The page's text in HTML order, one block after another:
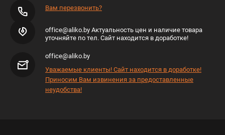
Вам перезвонить?
office@aliko.by Актуальность цен и наличие товара
уточняйте по тел. Сайт находится в доработке!
office@aliko.by
Уважаемые клиенты! Сайт находится в доработке!
Приносим Вам извинения за предоставленные
неудобства!